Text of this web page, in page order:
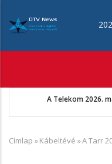
tartalomra
A Telekom 2026.
Morzsa
Címlap »Kábeltévé »A Tarr